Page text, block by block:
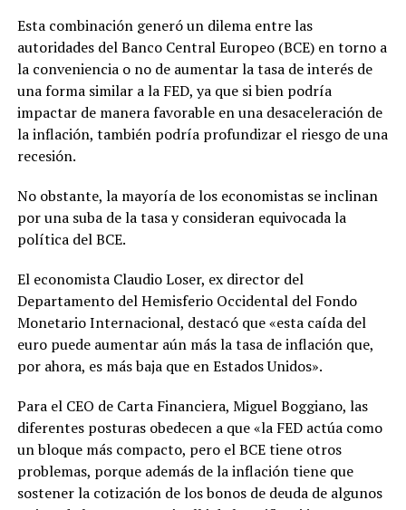
Esta combinación generó un dilema entre las
autoridades del Banco Central Europeo (BCE) en torno a
la conveniencia o no de aumentar la tasa de interés de
una forma similar a la FED, ya que si bien podría
impactar de manera favorable en una desaceleración de
la inflación, también podría profundizar el riesgo de una
recesión.
No obstante, la mayoría de los economistas se inclinan
por una suba de la tasa y consideran equivocada la
política del BCE.
El economista Claudio Loser, ex director del
Departamento del Hemisferio Occidental del Fondo
Monetario Internacional, destacó que «esta caída del
euro puede aumentar aún más la tasa de inflación que,
por ahora, es más baja que en Estados Unidos».
Para el CEO de Carta Financiera, Miguel Boggiano, las
diferentes posturas obedecen a que «la FED actúa como
un bloque más compacto, pero el BCE tiene otros
problemas, porque además de la inflación tiene que
sostener la cotización de los bonos de deuda de algunos